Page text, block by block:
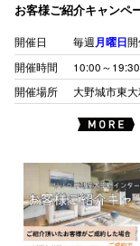
お客様ご紹介キャンペ
開催日 毎週月曜日
開催時間
10:00～19:30
開催場所
大野城市東